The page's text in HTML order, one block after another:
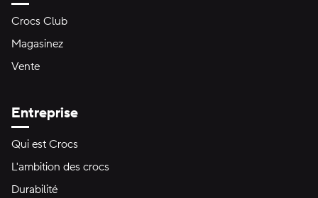
Crocs Club
Magasinez
Vente
Entreprise
Qui est Crocs
L'ambition des crocs
Durabilité